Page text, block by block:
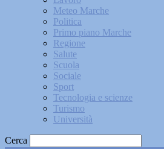
Meteo Marche
Politica
Primo piano Marche
Regione
Salute
Scuola
Sociale
Sport
Tecnologia e scienze
Turismo
Università
Cerca